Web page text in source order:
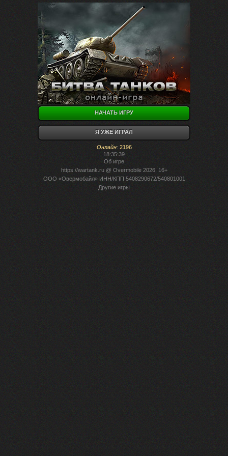
НАЧАТЬ ИГРУ
Я УЖЕ ИГРАЛ
Онлайн: 2196
18:35:39
Об игре
https://wartank.ru@ Overmobile 2026, 16+
ООО «Овермобайл» ИНН/КПП 5408290672/540801001
Другие игры